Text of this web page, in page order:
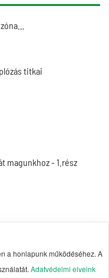
titkai
magunkhoz - 1.rész
elvek| Süti
a honlapunk működéséhez. A
Adatvédelmi elveink